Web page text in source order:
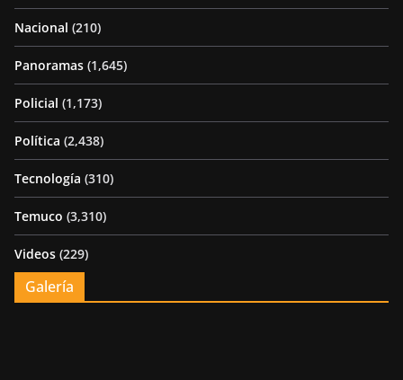
Nacional (210)
Panoramas (1,645)
Policial (1,173)
Política (2,438)
Tecnología (310)
Temuco (3,310)
Videos (229)
Galería